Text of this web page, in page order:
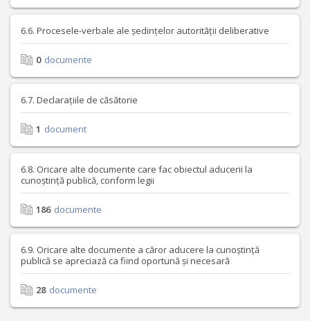
6.6. Procesele-verbale ale ședințelor autorității deliberative
0 documente
6.7. Declarațiile de căsătorie
1 document
6.8. Oricare alte documente care fac obiectul aducerii la
cunoștință publică, conform legii
186 documente
6.9. Oricare alte documente a căror aducere la cunoștință
publică se apreciază ca fiind oportună și necesară
28 documente